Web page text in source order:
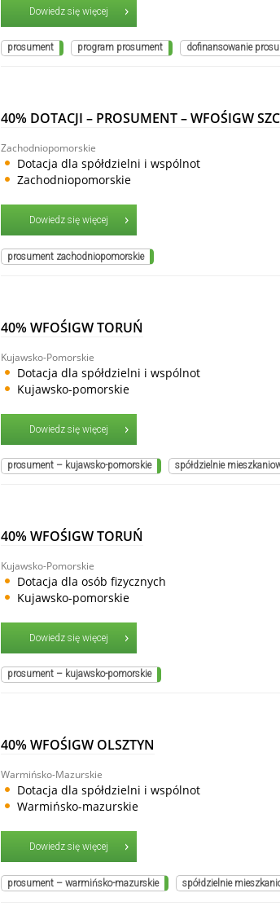
Dowiedz się więcej
prosument program prosument dofinansowanie
40% DOTACJI – PROSUMENT – WFOŚIGW
Zachodniopomorskie
Dotacja dla spółdzielni i wspólnot
Zachodniopomorskie
Dowiedz się więcej
prosument zachodniopomorskie
40% WFOŚIGW TORUŃ
Kujawsko-Pomorskie
Dotacja dla spółdzielni i wspólnot
Kujawsko-pomorskie
Dowiedz się więcej
prosument – kujawsko-pomorskie spółdzielnie
40% WFOŚIGW TORUŃ
Kujawsko-Pomorskie
Dotacja dla osób fizycznych
Kujawsko-pomorskie
Dowiedz się więcej
prosument – kujawsko-pomorskie
40% WFOŚIGW OLSZTYN
Warmińsko-Mazurskie
Dotacja dla spółdzielni i wspólnot
Warmińsko-mazurskie
Dowiedz się więcej
prosument – warmińsko-mazurskie spółdzielnie